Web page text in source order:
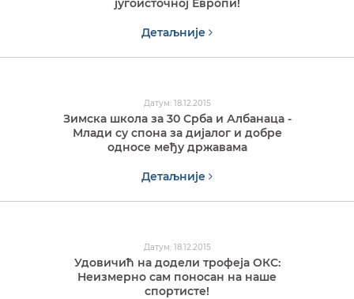
југоисточној Европи!
Детаљније
Датум: 18.12.2015
Зимска школа за 30 Срба и Албанаца -
Млади су спона за дијалог и добре
односе међу државама
Детаљније
Датум: 18.12.2015
Удовичић на додели трофеја ОКС:
Неизмерно сам поносан на наше
спортисте!